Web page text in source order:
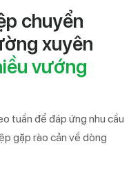
chuyển
xuyên
vướng
tuần để đáp ứng nhu cầu
gặp rào cản về dòng